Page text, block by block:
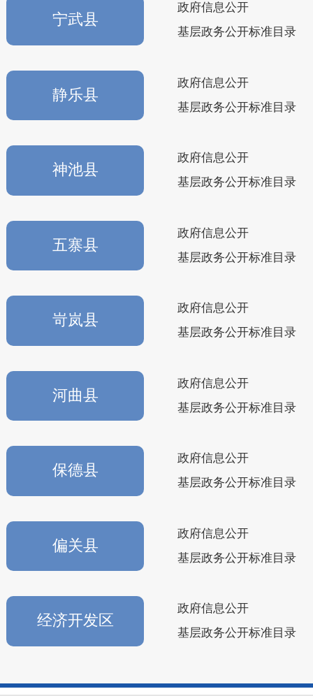
宁武县
政府信息公开
基层政务公开标准目录
静乐县
政府信息公开
基层政务公开标准目录
神池县
政府信息公开
基层政务公开标准目录
五寨县
政府信息公开
基层政务公开标准目录
岢岚县
政府信息公开
基层政务公开标准目录
河曲县
政府信息公开
基层政务公开标准目录
保德县
政府信息公开
基层政务公开标准目录
偏关县
政府信息公开
基层政务公开标准目录
经济开发区
政府信息公开
基层政务公开标准目录